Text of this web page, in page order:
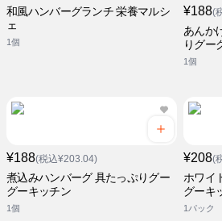
和風ハンバーグランチ 栄養マルシ
ェ
1個
¥188(
あんか
りグー
1個
¥188(税込¥203.04)
煮込みハンバーグ 具たっぷりグー
グーキッチン
1個
¥208(
ホワイ
グーキ
1パック